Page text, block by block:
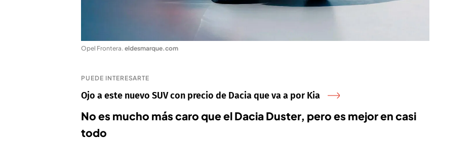
Opel Frontera. eldesmarque.com
PUEDE INTERESARTE
Ojo a este nuevo SUV con precio de Dacia que va a por Kia
No es mucho más caro que el Dacia Duster, pero es mejor en casi
todo